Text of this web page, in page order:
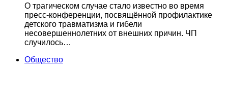
О трагическом случае стало известно во время
пресс-конференции, посвящённой профилактике
детского травматизма и гибели
несовершеннолетних от внешних причин. ЧП
случилось…
Общество